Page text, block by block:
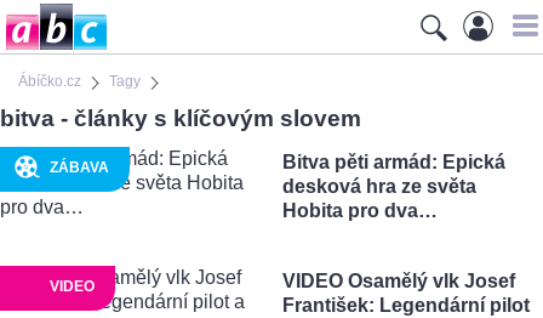
Ábíčko.cz Tagy
bitva - články s klíčovým slovem
ZÁBAVA
Bitva pěti armád: Epická
desková hra ze světa
Hobita pro dva…
VIDEO
VIDEO Osamělý vlk Josef
František: Legendární pilot